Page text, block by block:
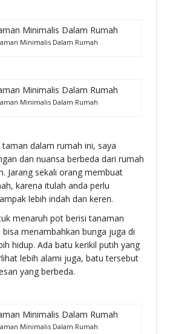
Minimalis Dalam Rumah
Minimalis Dalam Rumah
dalam rumah ini, saya
dan nuansa berbeda dari rumah
Jarang sekali orang membuat
karena itulah anda perlu
lebih indah dan keren.
menaruh pot berisi tanaman
menambahkan bunga juga di
hidup. Ada batu kerikil putih yang
lebih alami juga, batu tersebut
yang berbeda.
Minimalis Dalam Rumah